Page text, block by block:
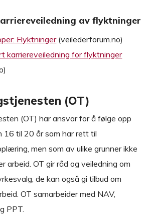
av flyktninger
Flyktninger(veilederforum.no)
karriereveiledning for flyktninger
(OT)
(OT) har ansvar for å følge opp
16 til 20 år som har rett til
men som av ulike grunner ikke
arbeid. OT gir råd og veiledning om
de kan også gi tilbud om
OT samarbeider med NAV,
PPT.